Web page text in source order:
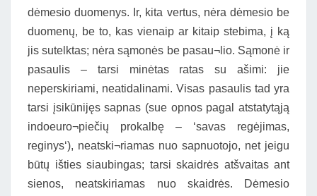
dėmesio duomenys. Ir, kita vertus, nėra dėmesio be
duomenų, be to, kas vienaip ar kitaip stebima, į ką
jis sutelktas; nėra sąmonės be pasau¬lio. Sąmonė ir
pasaulis – tarsi minėtas ratas su ašimi: jie
neperskiriami, neatidalinami. Visas pasaulis tad yra
tarsi įsikūnijęs sapnas (sue opnos pagal atstatytąją
indoeuro¬piečių prokalbę – ‘savas regėjimas,
reginys‘), neatski¬riamas nuo sapnuotojo, net jeigu
būtų išties siaubingas; tarsi skaidrės atšvaitas ant
sienos, neatskiriamas nuo skaidrės. Dėmesio